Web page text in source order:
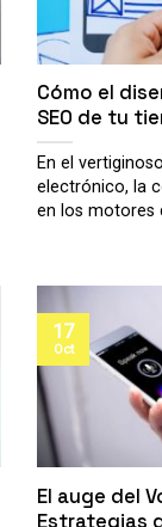
Cómo el
SEO de tu
En el
electrónico, la
en los motores
El auge del
Estrategias
17
Oct